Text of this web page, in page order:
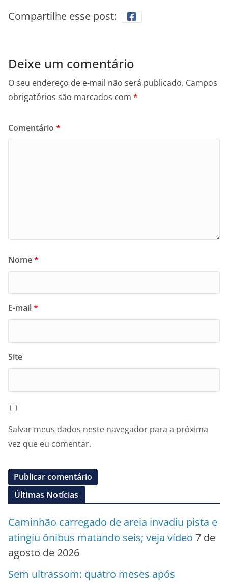
Compartilhe esse post:
Deixe um comentário
O seu endereço de e-mail não será publicado. Campos
obrigatórios são marcados com *
Comentário *
Nome*
E-mail*
Site
Salvar meus dados neste navegador para a próxima
vez que eu comentar.
Últimas Notícias
Caminhão carregado de areia invadiu pista e
atingiu ônibus matando seis; veja vídeo 7 de
agosto de 2026
Sem ultrassom: quatro meses após